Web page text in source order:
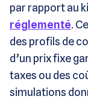
par rapport au
réglementé.
des profils de
d’un prix fixe
taxes ou des
simulations